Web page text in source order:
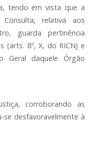
tendo em vista que a
relativa aos
guarda pertinência
(arts. 8º, X, do RICNJ e
Geral daquele Órgão
corroborando as
desfavoravelmente à